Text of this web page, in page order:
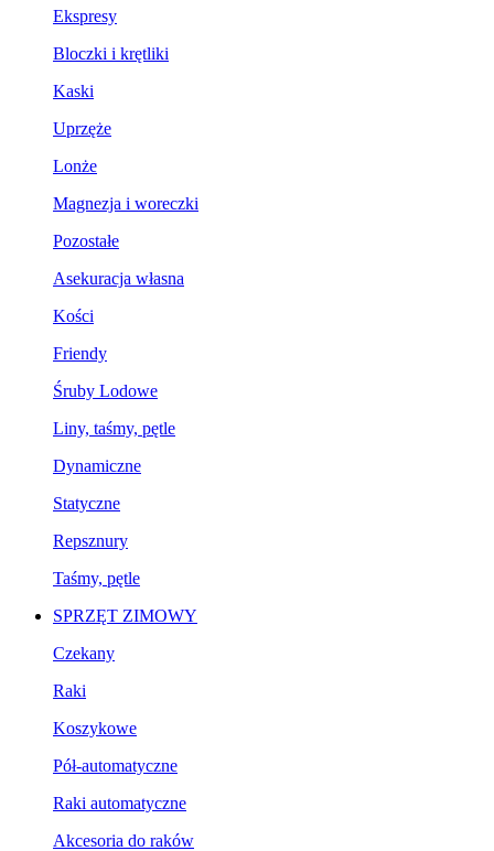
Ekspresy
Bloczki i krętliki
Kaski
Uprzęże
Lonże
Magnezja i woreczki
Pozostałe
Asekuracja własna
Kości
Friendy
Śruby Lodowe
Liny, taśmy, pętle
Dynamiczne
Statyczne
Repsznury
Taśmy, pętle
SPRZĘT ZIMOWY
Czekany
Raki
Koszykowe
Pół-automatyczne
Raki automatyczne
Akcesoria do raków